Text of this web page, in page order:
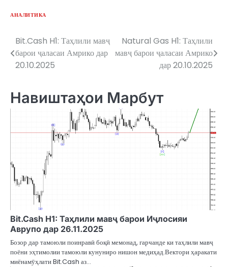
АНАЛИТИКА
Post
navigation
Bit.Cash H1: Таҳлили мавҷ
барои ҷаласаи Амрико дар
20.10.2025
Natural Gas H1: Таҳлили
мавҷ барои ҷаласаи Амрико
дар 20.10.2025
Навиштаҳои Марбут
Bit.Cash H1: Таҳлили мавҷ барои Иҷлосияи
Аврупо дар 26.11.2025
Бозор дар тамоюли поинравӣ боқӣ мемонад, гарчанде ки таҳлили мавҷ
поёни эҳтимолии тамоюли кунуниро нишон медиҳад.Вектори ҳаракати
миёнамӯҳлати Bit.Cash аз…